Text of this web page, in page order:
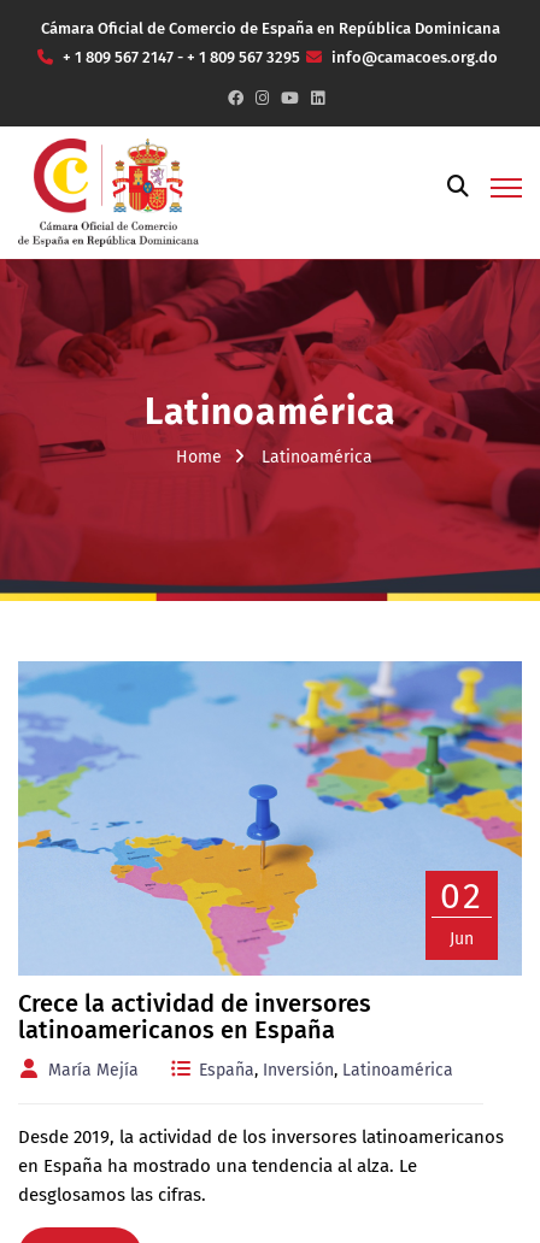
Cámara Oficial de Comercio de España en República Dominicana
+ 1 809 567 2147 - + 1 809 567 3295
info@camacoes.org.do
Latinoamérica
Home Latinoamérica
02
Jun
Crece la actividad de inversores
latinoamericanos en España
María Mejía España, Inversión, Latinoamérica
Desde 2019, la actividad de los inversores latinoamericanos
en España ha mostrado una tendencia al alza. Le
desglosamos las cifras.